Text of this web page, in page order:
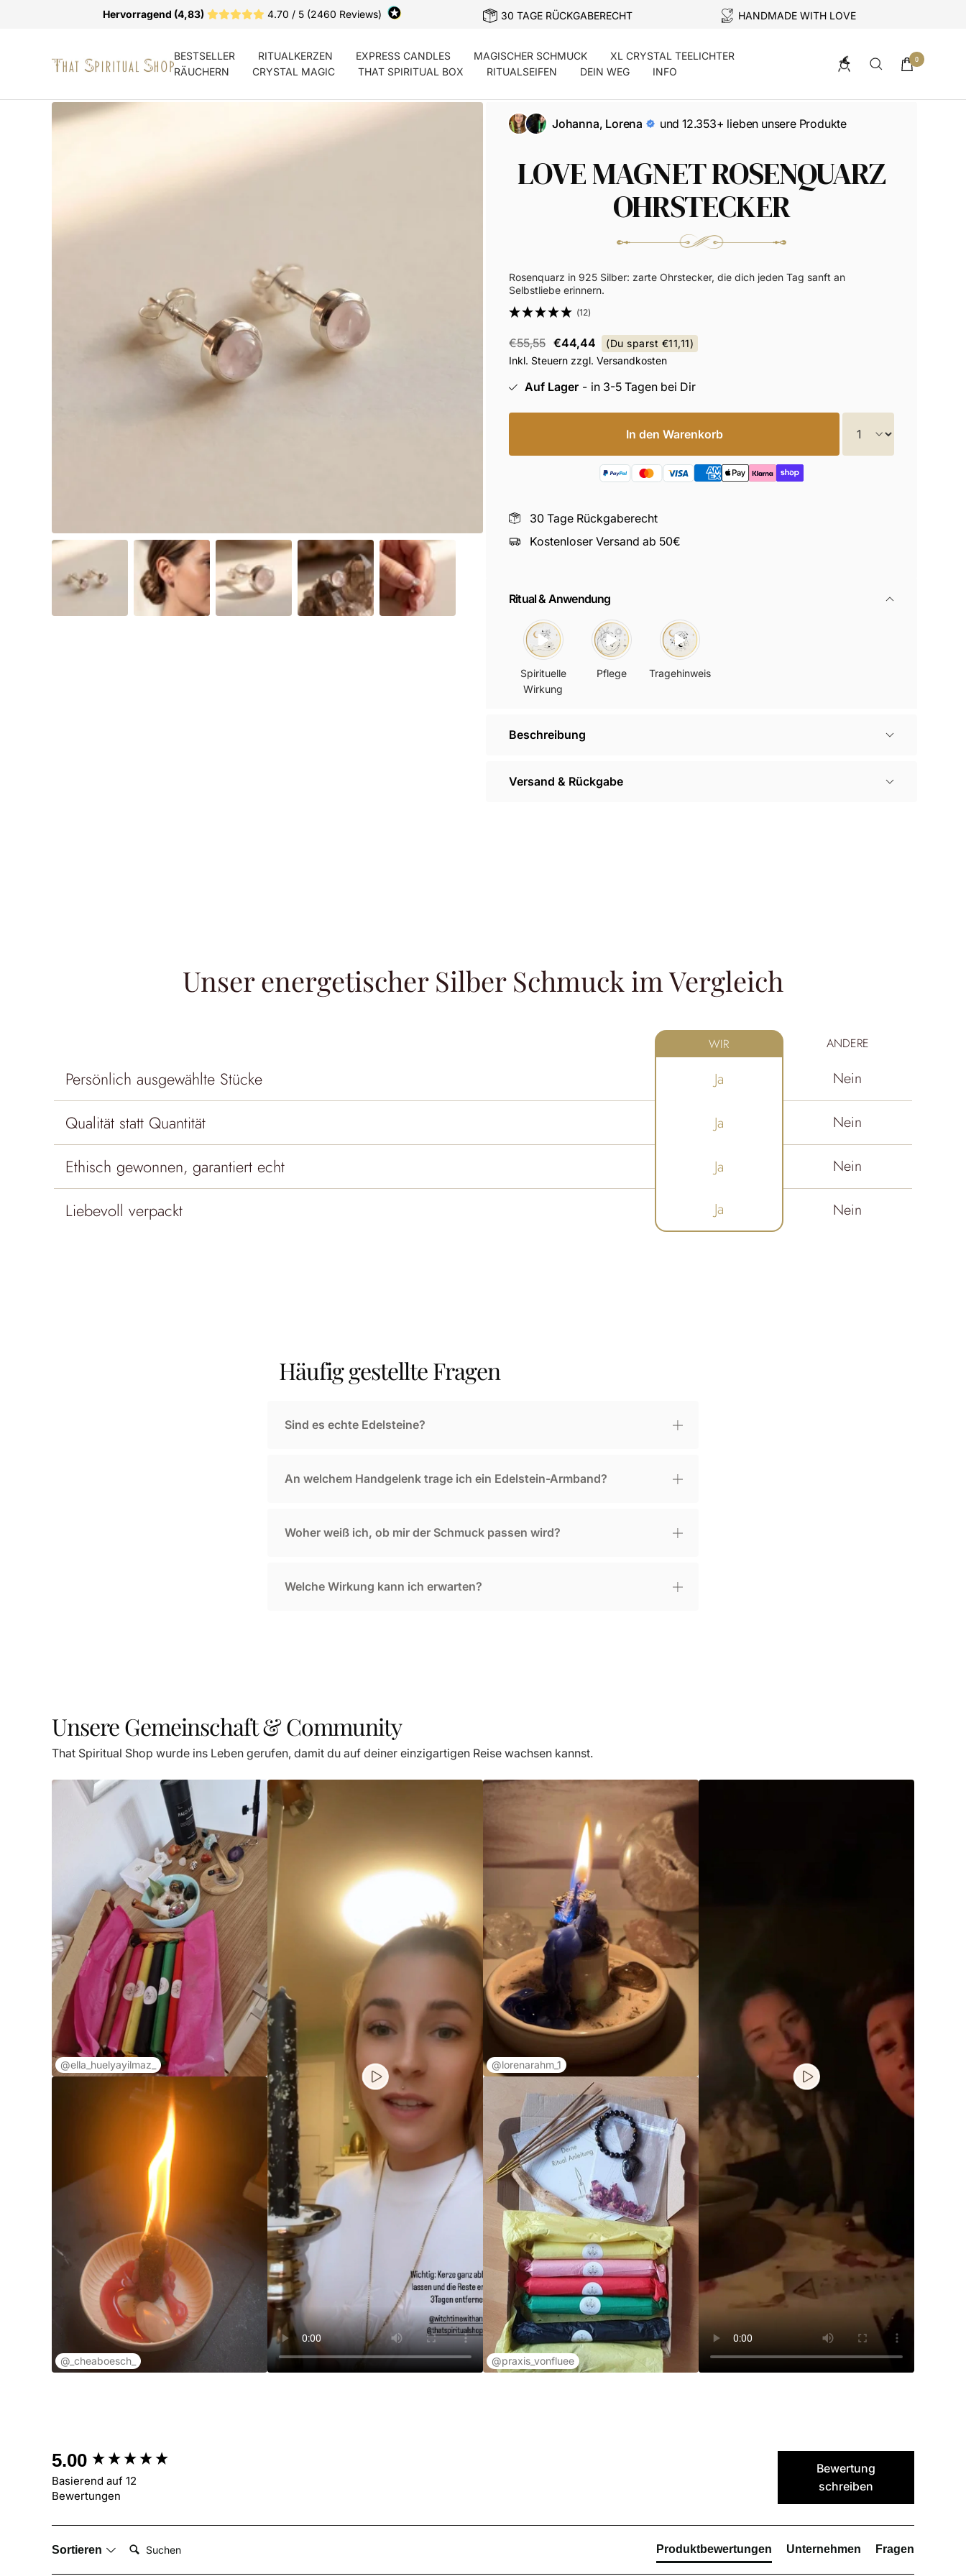
Hervorragend (4,83) 4.70 / 5 (2460 Reviews) 30 TAGE RÜCKGABERECHT HANDMADE WITH LOVE
BESTSELLER RITUALKERZEN EXPRESS CANDLES MAGISCHER SCHMUCK
XL CRYSTAL TEELICHTER
RÄUCHERN
CRYSTAL MAGIC THAT SPIRITUAL BOX RITUALSEIFEN DEIN WEG INFO
That
Shop
0
Johanna, Lorena und 12.353+ lieben unsere Produkte
LOVE MAGNET ROSENQUARZ
OHRSTECKER
Rosenquarz in 925 Silber: zarte Ohrstecker, die dich jeden Tag sanft an
Selbstliebe erinnern.
(12)
Angebotspreis
€44,44
Regulärer
Preis
€55,55 (Du sparst €11,11)
Inkl. Steuern zzgl. Versandkosten
Auf Lager - in 3-5 Tagen bei Dir
In den Warenkorb
30 Tage Rückgaberecht
Kostenloser Versand ab 50€
Ritual & Anwendung
Spirituelle
Wirkung
Pflege Tragehinweis
Beschreibung
Versand & Rückgabe
Unser energetischer Silber Schmuck im Vergleich
WIR ANDERE
Persönlich ausgewählte Stücke Ja Nein
Qualität statt Quantität Ja Nein
Ethisch gewonnen, garantiert echt Ja Nein
Liebevoll verpackt Ja Nein
Häufig gestellte Fragen
Sind es echte Edelsteine?
An welchem Handgelenk trage ich ein Edelstein-Armband?
Woher weiß ich, ob mir der Schmuck passen wird?
Welche Wirkung kann ich erwarten?
Unsere Gemeinschaft & Community
That Spiritual Shop wurde ins Leben gerufen, damit du auf deiner einzigartigen Reise wachsen kannst.
@ella_huelyayilmaz_
@_cheaboesch_
@lorenarahm_1
@praxis_vonfluee
5.00
Basierend auf 12
Bewertungen
Bewertung
schreiben
Sortieren Suchen: Produktbewertungen Unternehmen Fragen
New content loaded